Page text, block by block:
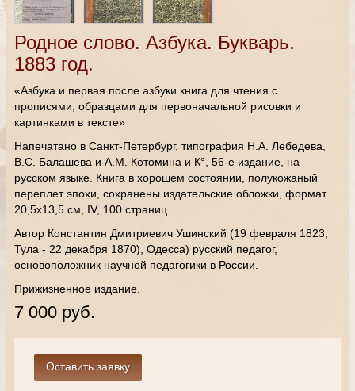
Родное слово. Азбука. Букварь.
1883 год.
«Азбука и первая после азбуки книга для чтения с
прописями, образцами для первоначальной рисовки и
картинками в тексте»
Напечатано в Санкт-Петербург, типография Н.А. Лебедева,
В.С. Балашева и А.М. Котомина и К°, 56-е издание, на
русском языке. Книга в хорошем состоянии, полукожаный
переплет эпохи, сохранены издательские обложки, формат
20,5х13,5 см, IV, 100 страниц.
Автор Константин Дмитриевич Ушинский (19 февраля 1823,
Тула - 22 декабря 1870), Одесса) русский педагог,
основоположник научной педагогики в России.
Прижизненное издание.
7 000 руб.